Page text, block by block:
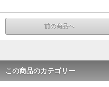
前の商品へ
この商品のカテゴリー